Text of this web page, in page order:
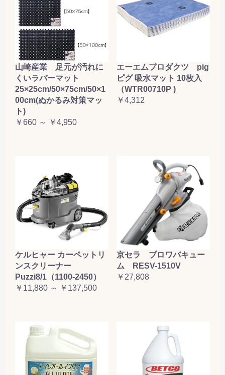
山崎産業 足元が汚れに
くいラバーマット
25×25cm/50×75cm/50×1
00cm(ぬかるみ対策マッ
ト)
￥660 ～ ￥4,950
エーエムプロダクツ pig
ピグ 吸水マット 10枚入
（WTR00710P )
￥4,312
ケルヒャー カーペットリ
ンスクリーナー
Puzzi8/1（1100-2450）
￥11,880 ～ ￥137,500
京セラ ブロワバキュー
ム RESV-1510V
￥27,808